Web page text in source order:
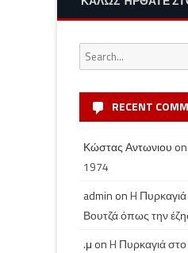
Search
for:
RECENT
Κώστας Αντωνιου on
1974
admin onH
Βουτζά όπως την
.μ onH Πυρκαγιά